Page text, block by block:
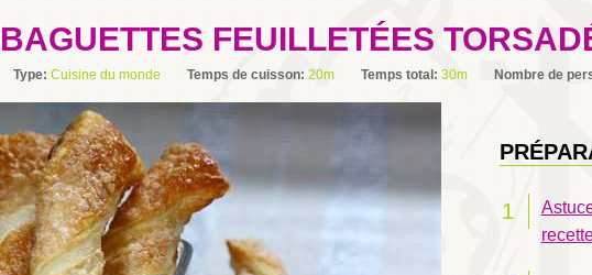
BAGUETTES FEUILLETÉES
Type: Cuisine du monde Temps de cuisson: 20m Temps total: 30m Nombre de